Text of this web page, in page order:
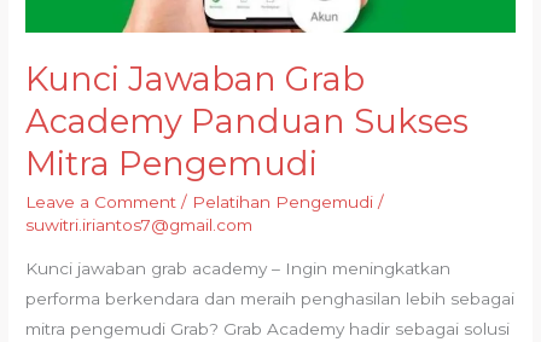
Kunci Jawaban Grab
Academy Panduan Sukses
Mitra Pengemudi
Leave a Comment / Pelatihan Pengemudi /
suwitri.iriantos7@gmail.com
Kunci jawaban grab academy – Ingin meningkatkan
performa berkendara dan meraih penghasilan lebih sebagai
mitra pengemudi Grab? Grab Academy hadir sebagai solusi